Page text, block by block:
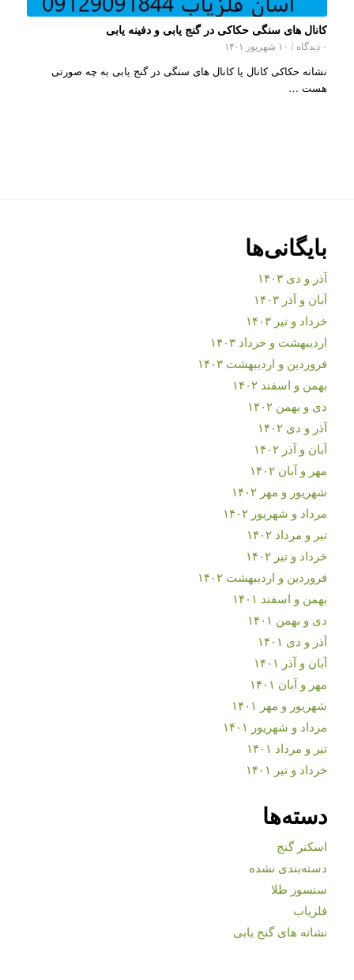
کانال های سنگی حکاکی در گنج یابی و دفینه یابی
۰ دیدگاه / ۱۰ شهریور ۱۴۰۱
نشانه حکاکی کانال یا کانال های سنگی در گنج یابی به چه صورتی
هست …
بایگانی‌ها
آذر و دی ۱۴۰۳
آبان و آذر ۱۴۰۳
خرداد و تیر ۱۴۰۳
اردیبهشت و خرداد ۱۴۰۳
فروردین و اردیبهشت ۱۴۰۳
بهمن و اسفند ۱۴۰۲
دی و بهمن ۱۴۰۲
آذر و دی ۱۴۰۲
آبان و آذر ۱۴۰۲
مهر و آبان ۱۴۰۲
شهریور و مهر ۱۴۰۲
مرداد و شهریور ۱۴۰۲
تیر و مرداد ۱۴۰۲
خرداد و تیر ۱۴۰۲
فروردین و اردیبهشت ۱۴۰۲
بهمن و اسفند ۱۴۰۱
دی و بهمن ۱۴۰۱
آذر و دی ۱۴۰۱
آبان و آذر ۱۴۰۱
مهر و آبان ۱۴۰۱
شهریور و مهر ۱۴۰۱
مرداد و شهریور ۱۴۰۱
تیر و مرداد ۱۴۰۱
خرداد و تیر ۱۴۰۱
دسته‌ها
اسکنر گنج
دسته‌بندی نشده
سنسور طلا
فلزیاب
نشانه های گنج یابی